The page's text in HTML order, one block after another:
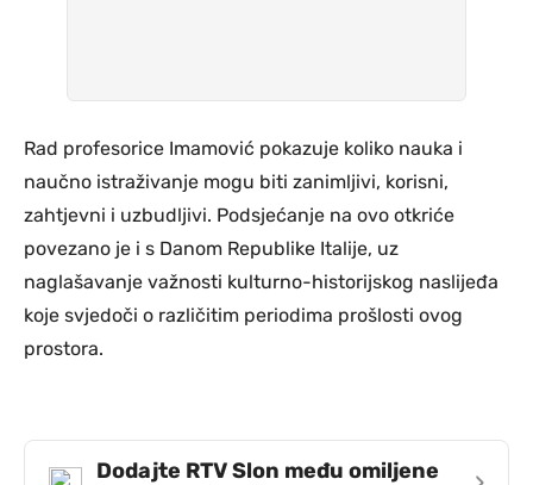
Rad profesorice Imamović pokazuje koliko nauka i
naučno istraživanje mogu biti zanimljivi, korisni,
zahtjevni i uzbudljivi. Podsjećanje na ovo otkriće
povezano je i s Danom Republike Italije, uz
naglašavanje važnosti kulturno-historijskog naslijeđa
koje svjedoči o različitim periodima prošlosti ovog
prostora.
Dodajte RTV Slon među omiljene